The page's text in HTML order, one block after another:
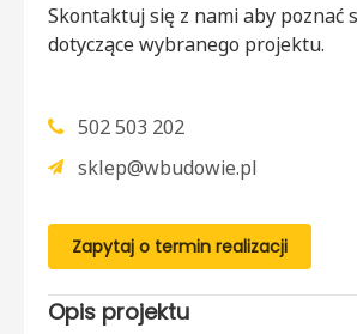
Skontaktuj się z nami aby poznać
dotyczące wybranego projektu.
502 503 202
sklep@wbudowie.pl
Zapytaj o termin realizacji
Opis projektu